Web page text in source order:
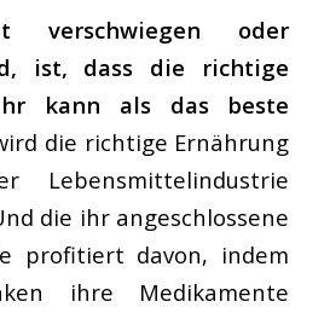
verschwiegen oder
ist, dass die richtige
kann als das beste
die richtige Ernährung
die ihr angeschlossene
profitiert davon, indem
ihre Medikamente